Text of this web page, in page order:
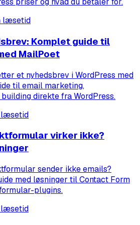
læsetid
Komplet guide til
MailPoet
et nyhedsbrev i WordPress med
til email marketing,
direkte fra WordPress.
læsetid
virker ikke?
sender ikke emails?
med løsninger til Contact Form
plugins.
læsetid